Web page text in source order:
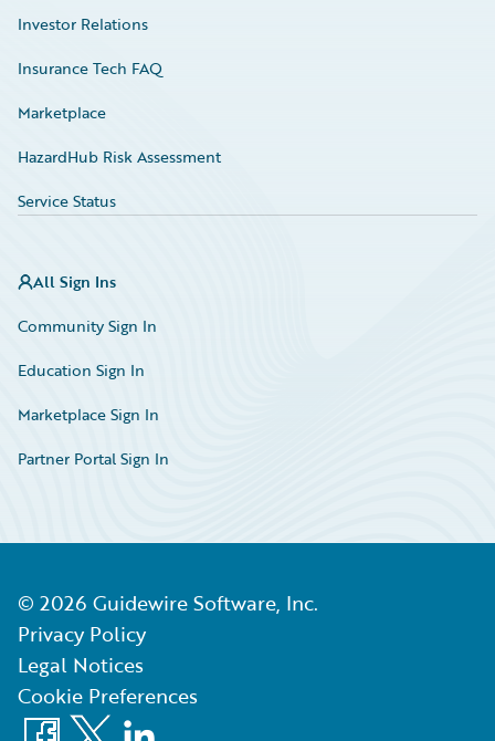
Investor Relations
Insurance Tech FAQ
Marketplace
HazardHub Risk Assessment
Service Status
All Sign Ins
Community Sign In
Education Sign In
Marketplace Sign In
Partner Portal Sign In
© 2026 Guidewire Software, Inc.
Privacy Policy
Legal Notices
Cookie Preferences
Facebook
X LinkedIn